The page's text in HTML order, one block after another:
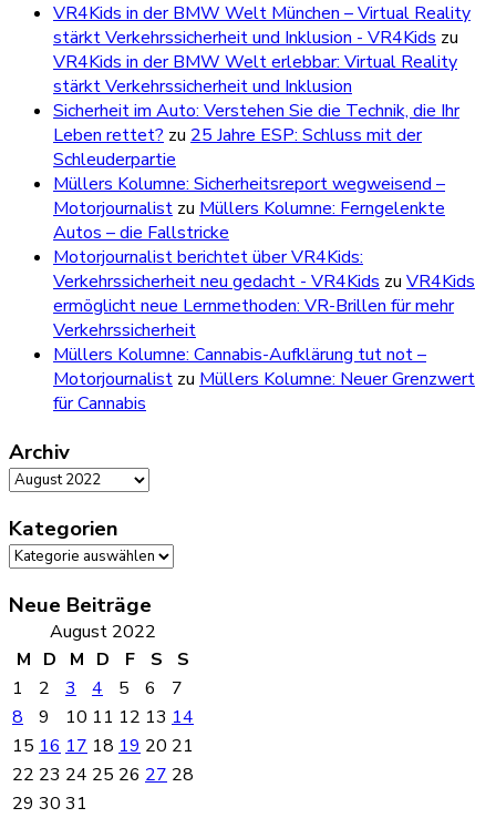
VR4Kids in der BMW Welt München – Virtual Reality
stärkt Verkehrssicherheit und Inklusion - VR4Kids zu
VR4Kids in der BMW Welt erlebbar: Virtual Reality
stärkt Verkehrssicherheit und Inklusion
Sicherheit im Auto: Verstehen Sie die Technik, die Ihr
Leben rettet? zu 25 Jahre ESP: Schluss mit der
Schleuderpartie
Müllers Kolumne: Sicherheitsreport wegweisend –
Motorjournalist zu Müllers Kolumne: Ferngelenkte
Autos – die Fallstricke
Motorjournalist berichtet über VR4Kids:
Verkehrssicherheit neu gedacht - VR4Kids zu VR4Kids
ermöglicht neue Lernmethoden: VR-Brillen für mehr
Verkehrssicherheit
Müllers Kolumne: Cannabis-Aufklärung tut not –
Motorjournalist zu Müllers Kolumne: Neuer Grenzwert
für Cannabis
Archiv
Archiv
Kategorien
Kategorien
Neue Beiträge
August 2022
M D M D F S
S
1
2 3 4 5 6
7
8
9 10 11 12 13 14
15 16 17 18 19 20 21
22 23 24 25 26 27 28
29 30 31